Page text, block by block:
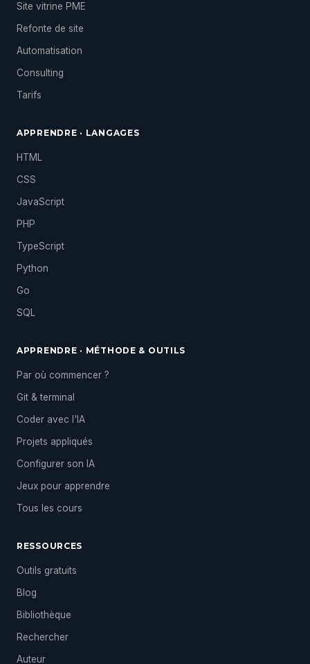
Site vitrine PME
Refonte de site
Automatisation
Consulting
Tarifs
APPRENDRE · LANGAGES
HTML
CSS
JavaScript
PHP
TypeScript
Python
Go
SQL
APPRENDRE · MÉTHODE & OUTILS
Par où commencer ?
Git & terminal
Coder avec l'IA
Projets appliqués
Configurer son IA
Jeux pour apprendre
Tous les cours
RESSOURCES
Outils gratuits
Blog
Bibliothèque
Rechercher
Auteur